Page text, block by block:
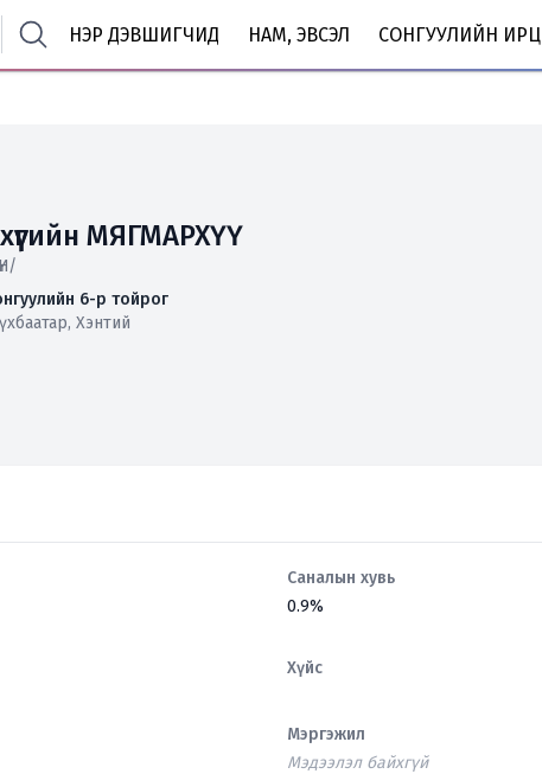
НЭР ДЭВШИГЧИД НАМ, ЭВСЭЛ СОНГУУЛИЙН ИРЦ
МЯГМАРХҮҮ
6-р тойрог
Хэнтий
Саналын хувь
0.9%
Хүйс
Мэргэжил
Мэдээлэл байхгүй